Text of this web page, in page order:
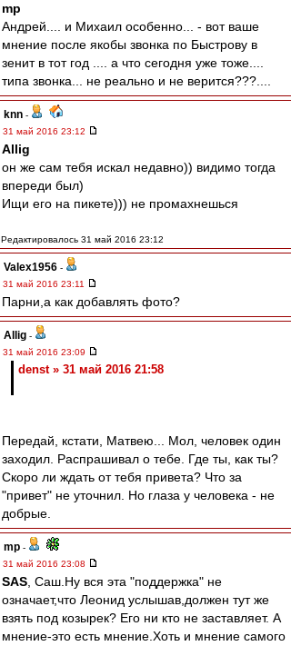
mp
Андрей.... и Михаил особенно... - вот ваше
мнение после якобы звонка по Быстрову в
зенит в тот год .... а что сегодня уже тоже....
типа звонка... не реально и не верится???....
knn -
31 май 2016 23:12
Allig
он же сам тебя искал недавно)) видимо тогда
впереди был)
Ищи его на пикете))) не промахнешься
Редактировалось 31 май 2016 23:12
Valex1956 -
31 май 2016 23:11
Парни,а как добавлять фото?
Allig -
31 май 2016 23:09
denst » 31 май 2016 21:58
Передай, кстати, Матвею... Мол, человек один
заходил. Распрашивал о тебе. Где ты, как ты?
Скоро ли ждать от тебя привета? Что за
"привет" не уточнил. Но глаза у человека - не
добрые.
mp -
31 май 2016 23:08
SAS , Саш.Ну вся эта "поддержка" не
означает,что Леонид услышав,должен тут же
взять под козырек? Его ни кто не заставляет. А
мнение-это есть мнение.Хоть и мнение самого